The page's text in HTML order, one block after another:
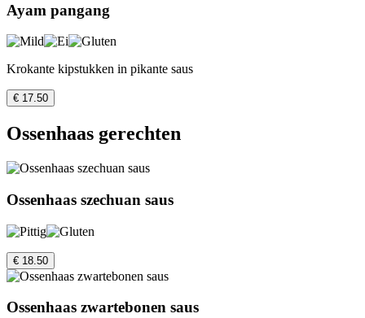
Ayam pangang
Krokante kipstukken in pikante saus
€ 17.50
Ossenhaas gerechten
Ossenhaas szechuan saus
€ 18.50
Ossenhaas zwartebonen saus